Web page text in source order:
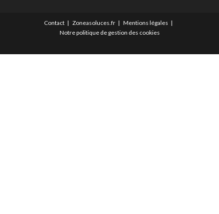
Contact Zoneasoluces.fr
Mentions légales
Notre politique de gestion des cookies